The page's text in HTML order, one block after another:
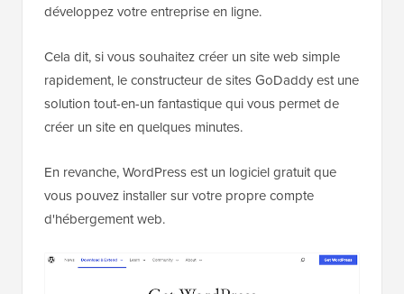
développez votre entreprise en ligne.
Cela dit, si vous souhaitez créer un site web simple
rapidement, le constructeur de sites GoDaddy est une
solution tout-en-un fantastique qui vous permet de
créer un site en quelques minutes.
En revanche, WordPress est un logiciel gratuit que
vous pouvez installer sur votre propre compte
d'hébergement web.